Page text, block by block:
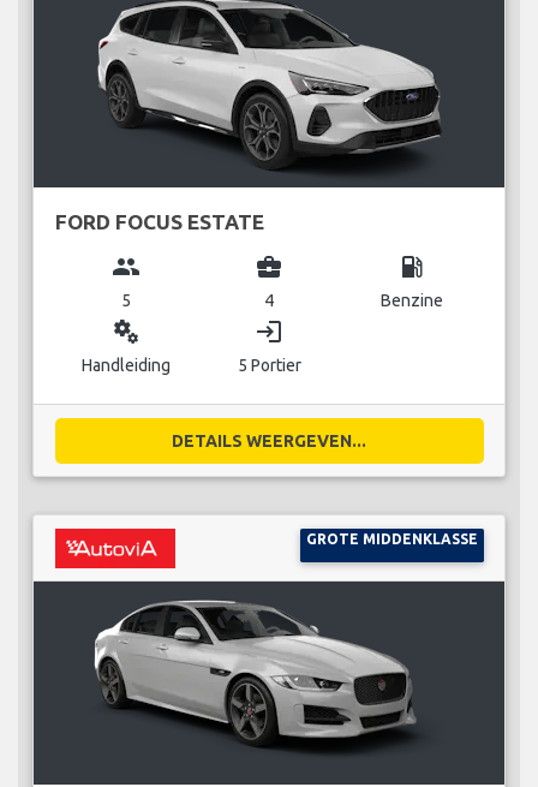
FORD FOCUS ESTATE
group
5
business_center
4
local_gas_station
Benzine
miscellaneous_services
Handleiding
login
5 Portier
DETAILS WEERGEVEN...
GROTE MIDDENKLASSE